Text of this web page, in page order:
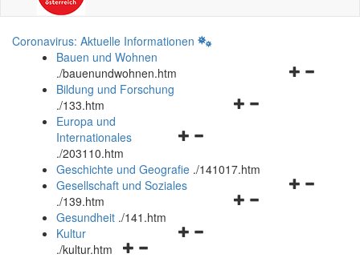
Coronavirus: Aktuelle Informationen
Bauen und Wohnen
./bauenundwohnen.htm
Navigationsmenü
Bildung und Forschung
./133.htm
Navigationsmenü
und
schließen
Europa und
Internationales
./203110.htm
Geschichte und Geografie ./141017.htm
Navigationsmenü
Gesellschaft und Soziales
./139.htm
Navigationsmenü
Gesundheit ./141.htm
Navigationsmenü
Kultur
./kultur.htm